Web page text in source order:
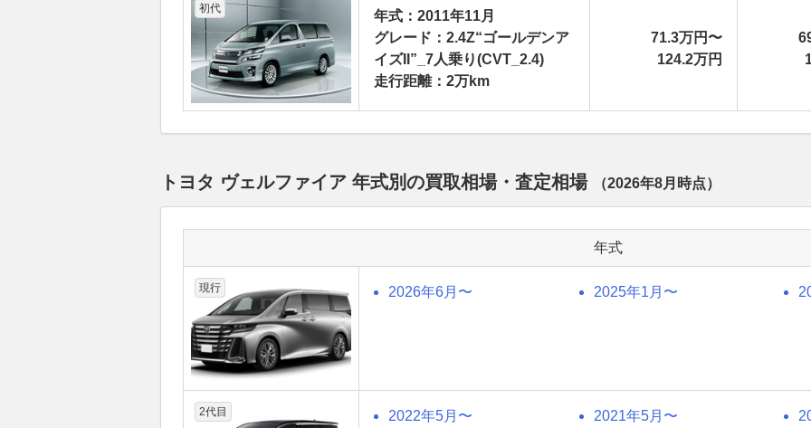
初代
年式：2011年11月
グレード：2.4Z“ゴールデンア
イズII”_7人乗り(CVT_2.4)
走行距離：2万km
71.3万円〜
124.2万円
トヨタ ヴェルファイア 年式別の買取相場・査定相場 （2026年8月 時点）
年式
現行 2026年6月〜 2025年1月〜
2代目 2022年5月〜 2021年5月〜